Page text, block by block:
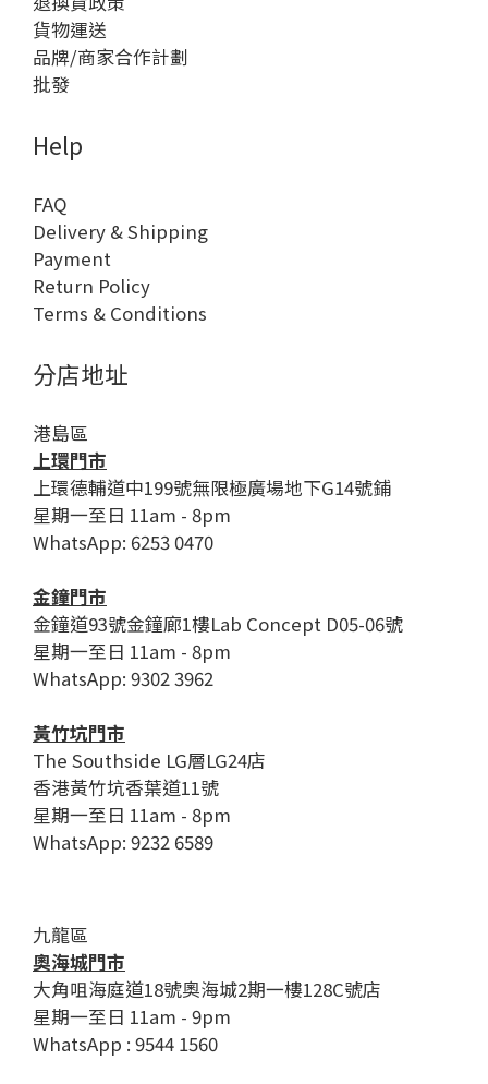
貨物運送
品牌/商家合作計劃
批發
Help
FAQ
Delivery & Shipping
Payment
Return Policy
Terms & Conditions
分店地址
港島區
上環門市
上環德輔道中199號無限極廣場地下G14號鋪
星期一至日 11am - 8pm
WhatsApp: 6253 0470
金鐘門市
金鐘道93號金鐘廊1樓Lab Concept D05-06號
星期一至日 11am - 8pm
WhatsApp: 9302 3962
黃竹坑門市
The Southside LG層LG24店
香港黃竹坑香葉道11號
星期一至日 11am - 8pm
WhatsApp: 9232 6589
九龍區
奧海城門市
大角咀海庭道18號奧海城2期一樓128C號店
星期一至日 11am - 9pm
WhatsApp : 9544 1560